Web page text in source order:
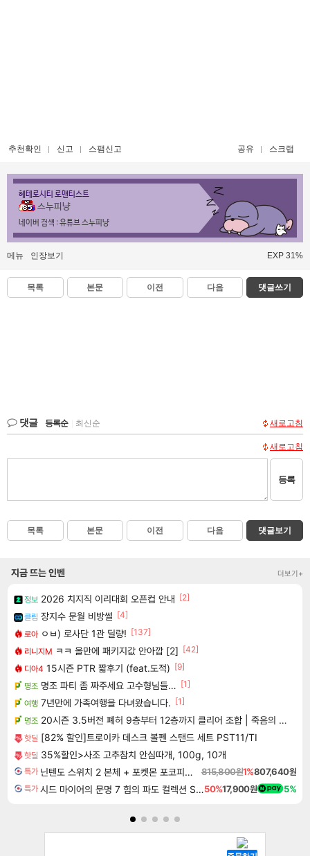
추천확인 신고 스팸신고 공유 스크랩
헤테로시티 로맨티스트
스누피냥
네이버 검색 : 유튜브 스누피냥
메뉴 인장보기 EXP 31%
목록 본문 이전 다음 댓글쓰기
댓글 등록순 최신순 새로고침
새로고침
등록
목록 본문 이전 다음 댓글보기
지금 뜨는 인벤 더보기+
정보 2026 치지직 이리대회 오픈컵 안내 [2]
클립 장지수 문월 비방썰 [4]
로아 ㅇㅂ) 로사단 1관 딜량! [137]
리니지M ㅋㅋ 올만에 패키지값 안아깝 [2] [42]
디아4 15시즌 PTR 짧후기 (feat.도적) [9]
명조 명조 파티 좀 짜주세요 고수형님들… [1]
여행 7년만에 가족여행을 다녀왔습니다. [1]
명조 20시즌 3.5버전 폐허 9층부터 12층까지 클리어 조합 | 죽음의 노래와 바닷속 폐허 |
핫딜 [82% 할인]트로이카 데스크 볼펜 스탠드 세트 PST11/TI
핫딜 35%할인>사조 고추참치 안심따개, 100g, 10개
특가 닌텐도 스위치 2 본체 + 포켓몬 포코피아 + 포켓몬스터 레전드 ZA 닌텐도 스위치 2 에디션 번들 815,800원1%807,640원
특가 시드 마이어의 문명 7 힘의 파도 컬렉션 Sid Meier's Civilization VII Tides of Power Collection DLC50%17,900원 5%